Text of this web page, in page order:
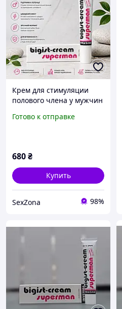
Крем для стимуляции
полового члена у мужчин
18 ml Германия
Готово к отправке
680₴
Купить
SexZona 98%